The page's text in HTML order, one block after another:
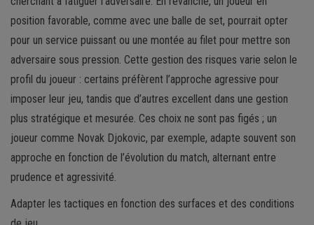
position favorable, comme avec une balle de set, pourrait opter
pour un service puissant ou une montée au filet pour mettre son
adversaire sous pression. Cette gestion des risques varie selon le
profil du joueur : certains préfèrent l’approche agressive pour
imposer leur jeu, tandis que d’autres excellent dans une gestion
plus stratégique et mesurée. Ces choix ne sont pas figés ; un
joueur comme Novak Djokovic, par exemple, adapte souvent son
approche en fonction de l’évolution du match, alternant entre
prudence et agressivité.
Adapter les tactiques en fonction des surfaces et des conditions